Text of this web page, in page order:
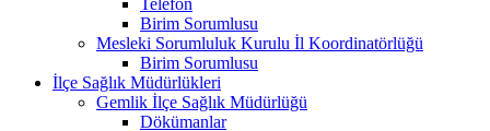
Birim Sorumlusu
Mesleki Sorumluluk Kurulu İl Koordinatörlüğü
Birim Sorumlusu
İlçe Sağlık Müdürlükleri
Gemlik İlçe Sağlık Müdürlüğü
Dökümanlar